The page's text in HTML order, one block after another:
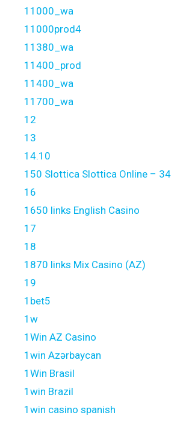
11000_wa
11000prod4
11380_wa
11400_prod
11400_wa
11700_wa
12
13
14.10
150 Slottica Slottica Online – 34
16
1650 links English Casino
17
18
1870 links Mix Casino (AZ)
19
1bet5
1w
1Win AZ Casino
1win Azərbaycan
1Win Brasil
1win Brazil
1win casino spanish